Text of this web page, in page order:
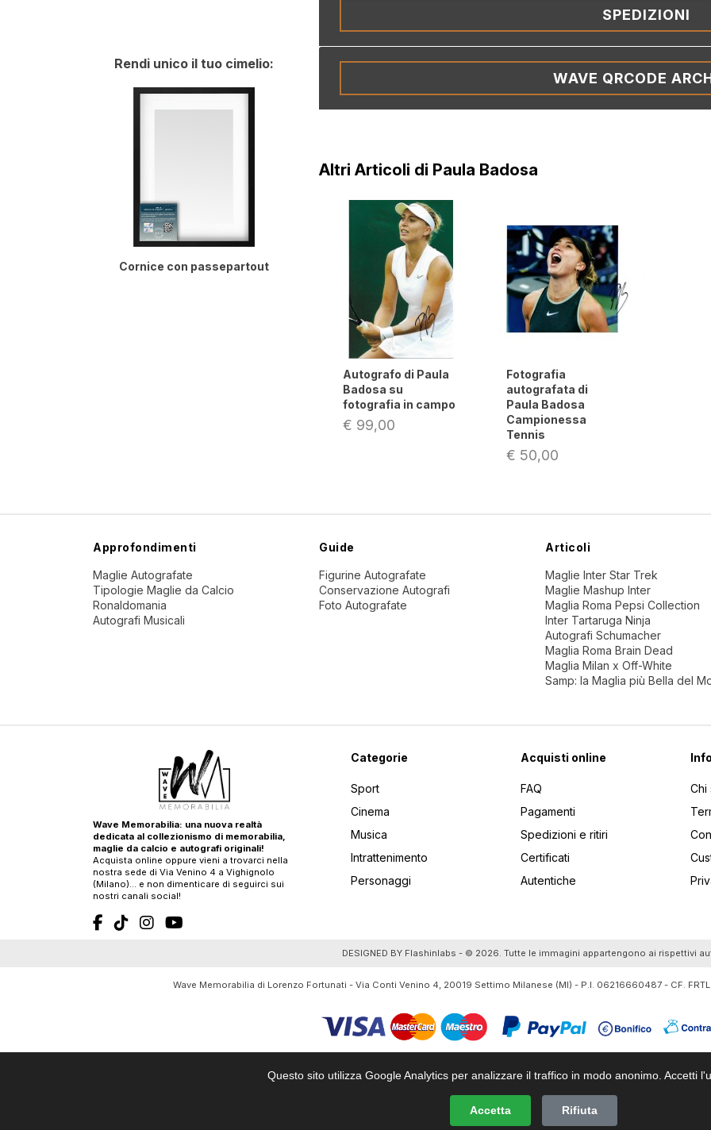
Questo sito utilizza Google Analytics per analizzare il traffico in modo anonimo. Accetti
Accetta Rifiuta
Rendi unico il tuo cimelio:
Cornice con passepartout
SPEDIZIONI
WAVE QRCODE
Altri Articoli di Paula Badosa
Autografo di Paula
Badosa su
fotografia in campo
€ 99,00
Fotografia
autografata di
Paula Badosa
Campionessa
Tennis
€ 50,00
Approfondimenti
Maglie Autografate
Tipologie Maglie da Calcio
Ronaldomania
Autografi Musicali
Guide
Figurine Autografate
Conservazione Autografi
Foto Autografate
Articoli
Maglie Inter Star Trek
Maglie Mashup Inter
Maglia Roma Pepsi Collection
Inter Tartaruga Ninja
Autografi Schumacher
Maglia Roma Brain Dead
Maglia Milan x Off-White
Samp: la Maglia più Bella del
Wave Memorabilia: una nuova realtà
dedicata al collezionismo di memorabilia,
maglie da calcio e autografi originali!
Acquista online oppure vieni a trovarci nella
nostra sede di Via Venino 4 a Vighignolo
(Milano)… e non dimenticare di seguirci sui
nostri canali social!
Categorie
Sport
Cinema
Musica
Intrattenimento
Personaggi
Acquisti online
FAQ
Pagamenti
Spedizioni e ritiri
Certificati
Autentiche
Chi
DESIGNED BY Flashinlabs - © 2026. Tutte le immagini appartengono ai rispettivi
Wave Memorabilia di Lorenzo Fortunati - Via Conti Venino 4, 20019 Settimo Milanese (MI) - P.I. 06216660487 - CF.